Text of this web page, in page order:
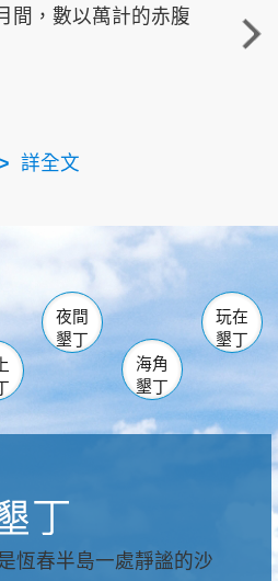
間，數以萬計的赤腹
詳全文
重
走進
南仁湖
佳樂水
心 森林遊樂區
墾管處遊客中心
社頂公園 風吹沙
船帆石 龍磐公園
香蕉灣
砂島
鵝鑾鼻
夜間
墾丁
海角
墾丁
玩在
墾丁